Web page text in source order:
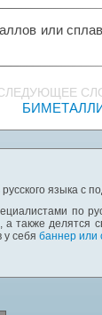
или
языка с
по
также
у себя баннер или